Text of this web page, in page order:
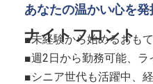
援しています。午前中の
未経験の方も安心して
働きやすい環境で、お客
※2026年03月26日時点の
ナイトフロント
あなたの温かい心を発
■未経験から始めるおも
■週2日から勤務可能、
■シニア世代も活躍中、